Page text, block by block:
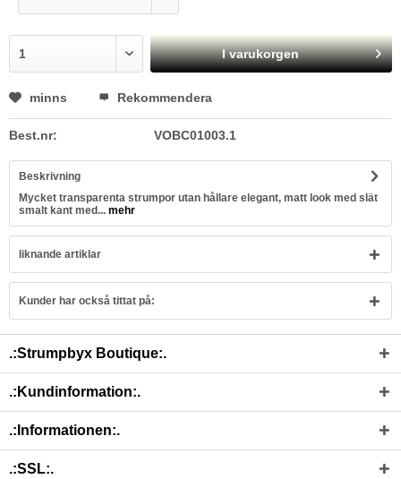
I varukorgen
minns Rekommendera
Best.nr: VOBC01003.1
Beskrivning
Mycket transparenta strumpor utan hållare elegant, matt look med slät
smalt kant med... mehr
liknande artiklar
Kunder har också tittat på:
.:Strumpbyx Boutique:.
.:Kundinformation:.
.:Informationen:.
.:SSL:.